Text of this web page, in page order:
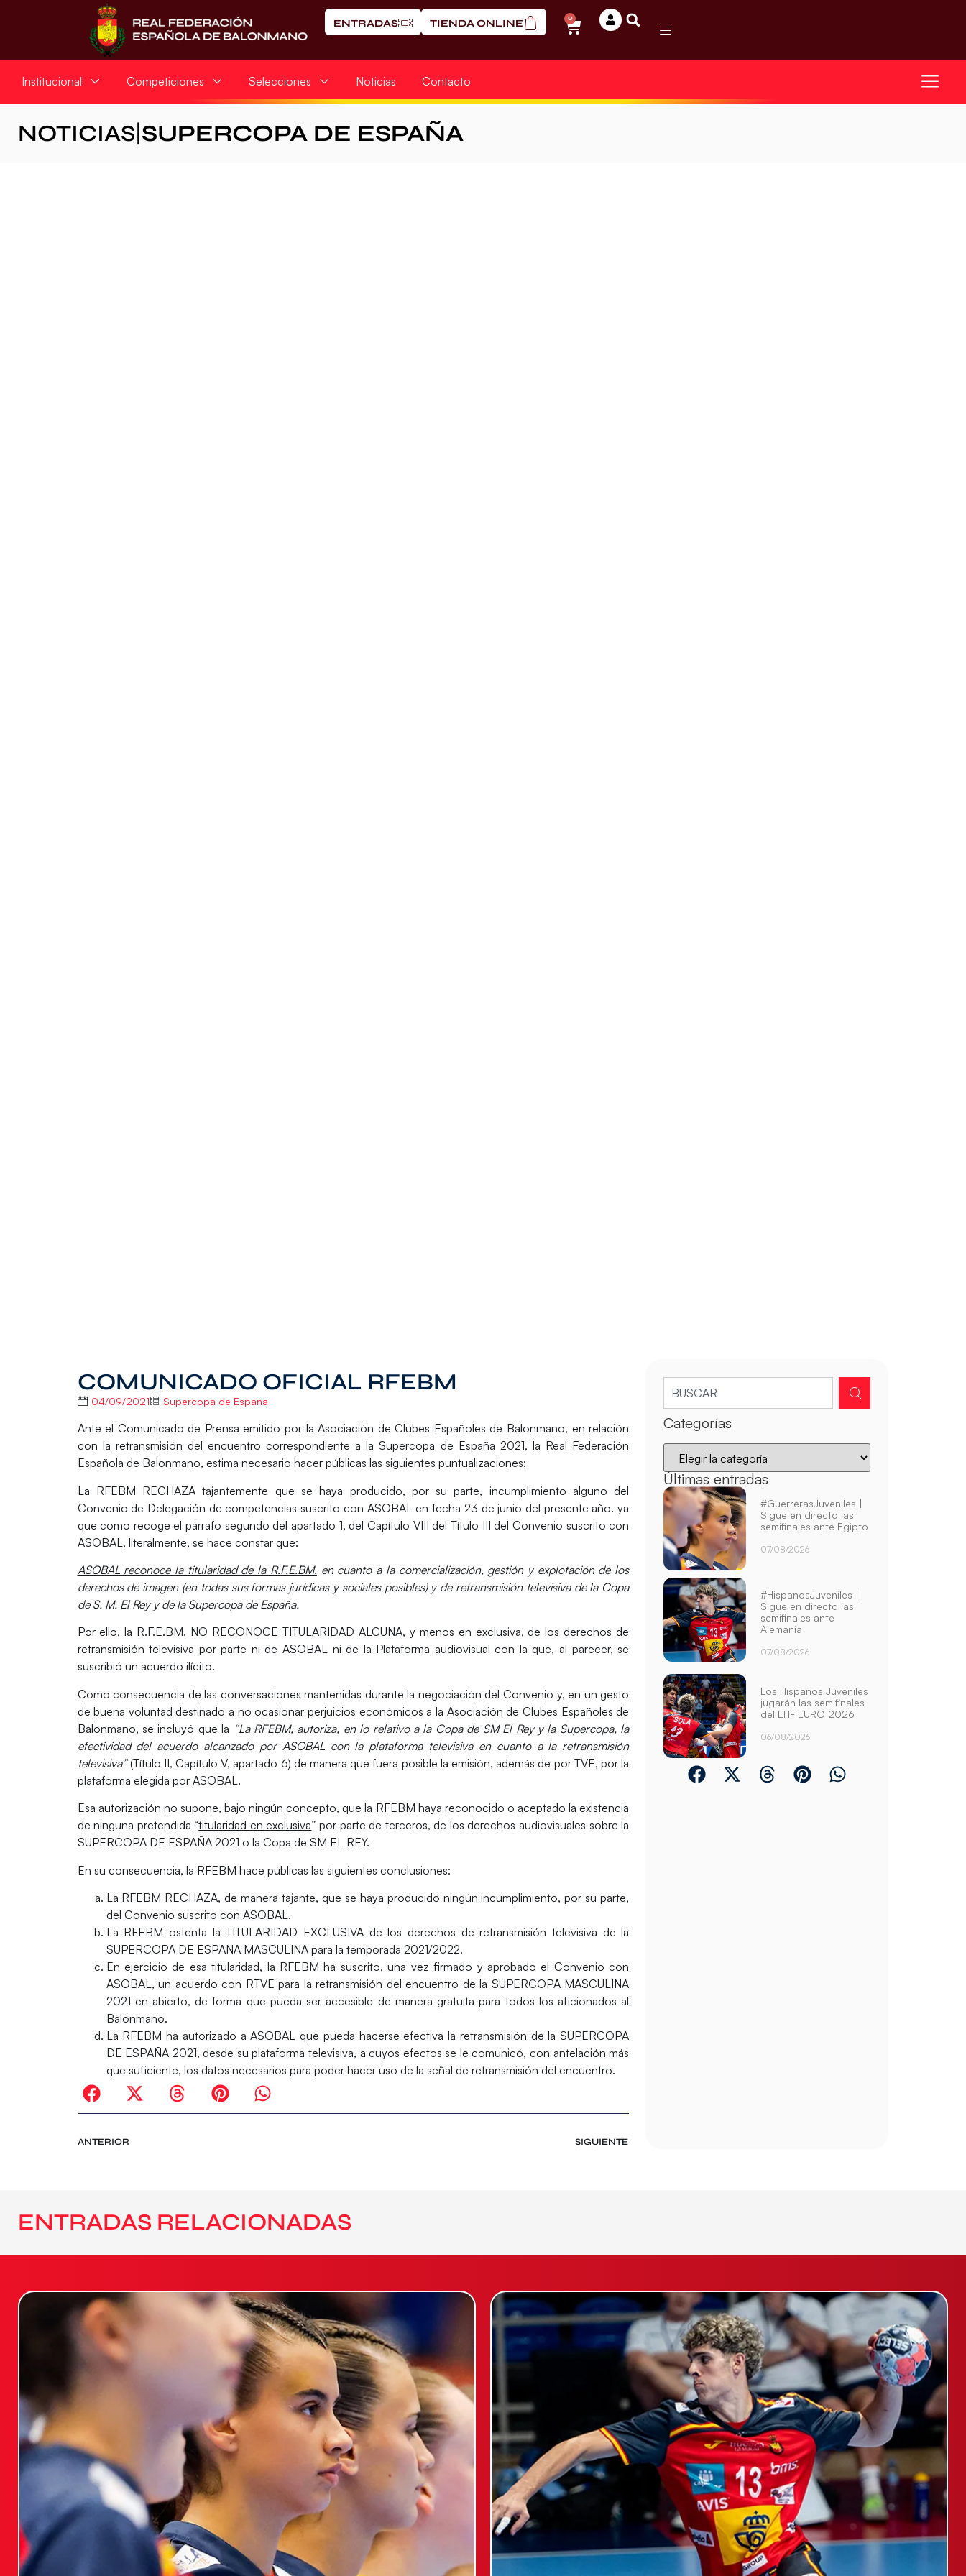
ENTRADAS TIENDA ONLINE 0
Institucional Competiciones Selecciones Noticias Contacto
NOTICIAS SUPERCOPA DE ESPAÑA
COMUNICADO OFICIAL RFEBM
04/09/2021 Supercopa de España
Ante el Comunicado de Prensa emitido por la Asociación de Clubes Españoles de Balonmano, en relación
con la retransmisión del encuentro correspondiente a la Supercopa de España 2021, la Real Federación
Española de Balonmano, estima necesario hacer públicas las siguientes puntualizaciones:
La RFEBM RECHAZA tajantemente que se haya producido, por su parte, incumplimiento alguno del
Convenio de Delegación de competencias suscrito con ASOBAL en fecha 23 de junio del presente año. ya
que como recoge el párrafo segundo del apartado 1, del Capítulo VIII del Título III del Convenio suscrito con
ASOBAL, literalmente, se hace constar que:
ASOBAL reconoce la titularidad de la R.F.E.BM.en cuanto a la comercialización, gestión y explotación de los
derechos de imagen (en todas sus formas jurídicas y sociales posibles) y de retransmisión televisiva de la Copa
de S. M. El Rey y de la Supercopa de España.
Por ello, la R.F.E.BM. NO RECONOCE TITULARIDAD ALGUNA, y menos en exclusiva, de los derechos de
retransmisión televisiva por parte ni de ASOBAL ni de la Plataforma audiovisual con la que, al parecer, se
suscribió un acuerdo ilícito.
Como consecuencia de las conversaciones mantenidas durante la negociación del Convenio y, en un gesto
de buena voluntad destinado a no ocasionar perjuicios económicos a la Asociación de Clubes Españoles de
Balonmano, se incluyó que la “La RFEBM, autoriza, en lo relativo a la Copa de SM El Rey y la Supercopa, la
efectividad del acuerdo alcanzado por ASOBAL con la plataforma televisiva en cuanto a la retransmisión
televisiva”(Título II, Capítulo V, apartado 6) de manera que fuera posible la emisión, además de por TVE, por la
plataforma elegida por ASOBAL.
Esa autorización no supone, bajo ningún concepto, que la RFEBM haya reconocido o aceptado la existencia
de ninguna pretendida “titularidad en exclusiva” por parte de terceros, de los derechos audiovisuales sobre la
SUPERCOPA DE ESPAÑA 2021 o la Copa de SM EL REY.
En su consecuencia, la RFEBM hace públicas las siguientes conclusiones:
La RFEBM RECHAZA, de manera tajante, que se haya producido ningún incumplimiento, por su parte,
del Convenio suscrito con ASOBAL.
La RFEBM ostenta la TITULARIDAD EXCLUSIVAde los derechos de retransmisión televisiva de la
SUPERCOPA DE ESPAÑA MASCULINA para la temporada 2021/2022.
En ejercicio de esa titularidad, la RFEBM ha suscrito, una vez firmado y aprobado el Convenio con
ASOBAL, un acuerdo con RTVE para la retransmisión del encuentro de la SUPERCOPA MASCULINA
2021 en abierto, de forma que pueda ser accesible de manera gratuita para todos los aficionados al
Balonmano.
La RFEBM ha autorizado a ASOBAL que pueda hacerse efectiva la retransmisión de la SUPERCOPA
DE ESPAÑA 2021, desde su plataforma televisiva, a cuyos efectos se le comunicó, con antelación más
que suficiente, los datos necesarios para poder hacer uso de la señal de retransmisión del encuentro.
ANTERIOR SIGUIENTE
Categorías
Últimas entradas
#GuerrerasJuveniles |
Sigue en directo las
semifinales ante Egipto
07/08/2026
#HispanosJuveniles |
Sigue en directo las
semifinales ante
Alemania
07/08/2026
Los Hispanos Juveniles
jugarán las semifinales
del EHF EURO 2026
06/08/2026
ENTRADAS RELACIONADAS